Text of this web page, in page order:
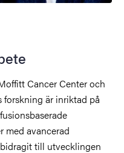
Cancer Center och
forskning är inriktad på
med avancerad
till utvecklingen